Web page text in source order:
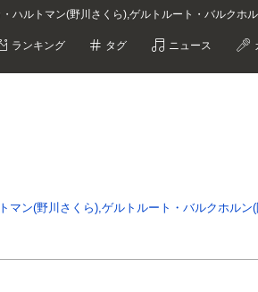
ハルトマン(野川さくら),ゲルトルート・バルクホ
ランキング タグ ニュース
マン(野川さくら),ゲルトルート・バルクホルン